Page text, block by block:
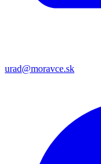
urad@moravce.sk